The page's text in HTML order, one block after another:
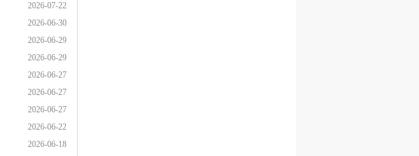
2026-07-22
2026-06-30
2026-06-29
2026-06-29
2026-06-27
2026-06-27
2026-06-27
2026-06-22
2026-06-18